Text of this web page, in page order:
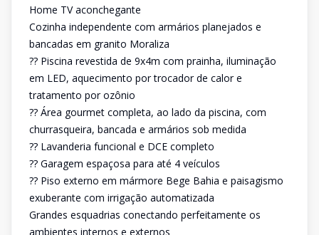
Home TV aconchegante
Cozinha independente com armários planejados e
bancadas em granito Moraliza
?? Piscina revestida de 9x4m com prainha, iluminação
em LED, aquecimento por trocador de calor e
tratamento por ozônio
?? Área gourmet completa, ao lado da piscina, com
churrasqueira, bancada e armários sob medida
?? Lavanderia funcional e DCE completo
?? Garagem espaçosa para até 4 veículos
?? Piso externo em mármore Bege Bahia e paisagismo
exuberante com irrigação automatizada
Grandes esquadrias conectando perfeitamente os
ambientes internos e externos